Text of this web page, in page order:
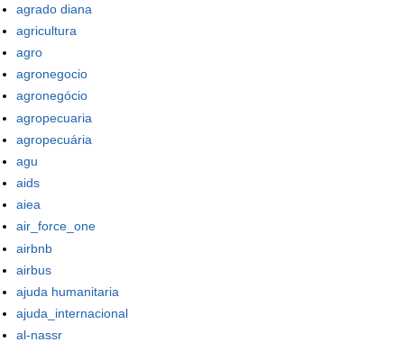
agrado diana
agricultura
agro
agronegocio
agronegócio
agropecuaria
agropecuária
agu
aids
aiea
air_force_one
airbnb
airbus
ajuda humanitaria
ajuda_internacional
al-nassr